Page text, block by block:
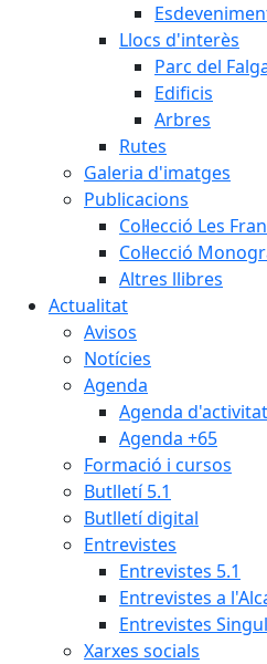
Llocs d'interès
Parc del
Edificis
Arbres
Rutes
Galeria d'imatges
Publicacions
Col·lecció Les
Col·lecció
Altres llibres
Actualitat
Avisos
Notícies
Agenda
Agenda
Agenda +65
Formació i cursos
Butlletí 5.1
Butlletí digital
Entrevistes
Entrevistes 5.1
Entrevistes a
Entrevistes
Xarxes socials